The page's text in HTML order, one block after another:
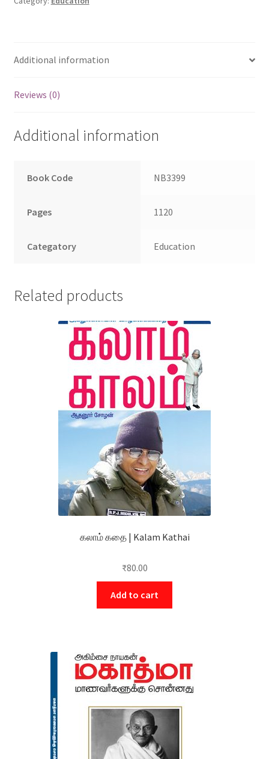
Additional information
Reviews (0)
Additional information
Book Code NB3399
Pages 1120
Categatory Education
Related products
கலாம் கதை | Kalam Kathai
₹80.00
Add to cart